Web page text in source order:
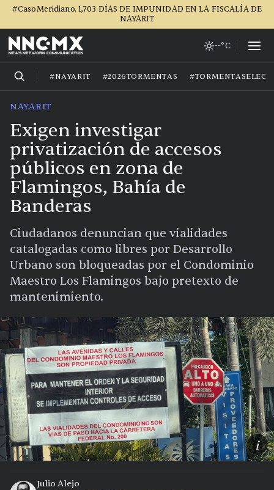
#CasoMeridiano. 1,703 DÍAS DE IMPUNIDAD EN LA FISCALÍA DE
NAYARIT
--°C
#NAYARIT #2026TORMENTAS
NAYARIT
Exigen investigar
privatización de accesos
públicos en zona de
Flamingos, Bahía de
Banderas
Ciudadanos denuncian que vialidades
catalogadas como libres por Desarrollo
Urbano son bloqueadas por el Condominio
Maestro Los Flamingos bajo pretexto de
mantenimiento.
i
Julio Alejo